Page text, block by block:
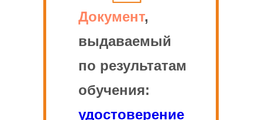
Документ,
выдаваемый
по результатам
обучения:
удостоверение